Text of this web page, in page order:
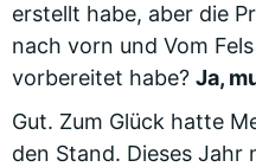
erstellt habe, aber die
nach vorn und Vom
vorbereitet habe? Ja,
Gut. Zum Glück hatte
den Stand. Dieses Jahr